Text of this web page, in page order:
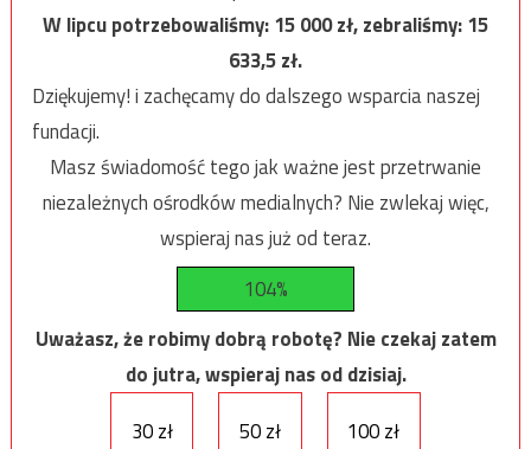
W lipcu potrzebowaliśmy:15 000zł, zebraliśmy:15
633,5zł.
Dziękujemy! i zachęcamy do dalszego wsparcia naszej
fundacji.
Masz świadomość tego jak ważne jest przetrwanie
niezależnych ośrodków medialnych? Nie zwlekaj więc,
wspieraj nas już od teraz.
104%
Uważasz, że robimy dobrą robotę? Nie czekaj zatem
do jutra, wspieraj nas od dzisiaj.
30 zł
50 zł 100 zł